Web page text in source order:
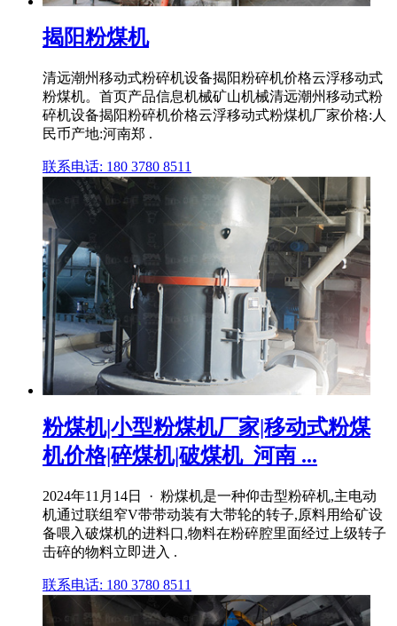
揭阳粉煤机
清远潮州移动式粉碎机设备揭阳粉碎机价格云浮移动式
粉煤机。首页产品信息机械矿山机械清远潮州移动式粉
碎机设备揭阳粉碎机价格云浮移动式粉煤机厂家价格:人
民币产地:河南郑 .
联系电话: 180 3780 8511
粉煤机|小型粉煤机厂家|移动式粉煤
机价格|碎煤机|破煤机_河南 ...
2024年11月14日 · 粉煤机是一种仰击型粉碎机,主电动
机通过联组窄V带带动装有大带轮的转子,原料用给矿设
备喂入破煤机的进料口,物料在粉碎腔里面经过上级转子
击碎的物料立即进入 .
联系电话: 180 3780 8511